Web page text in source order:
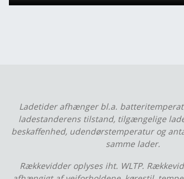
Ladetider afhænger bl.a.
ladestanderens tilstand, tilgængelige
beskaffenhed, udendørstemperatur og
samme lader.
Rækkevidder oplyses iht. WLTP.